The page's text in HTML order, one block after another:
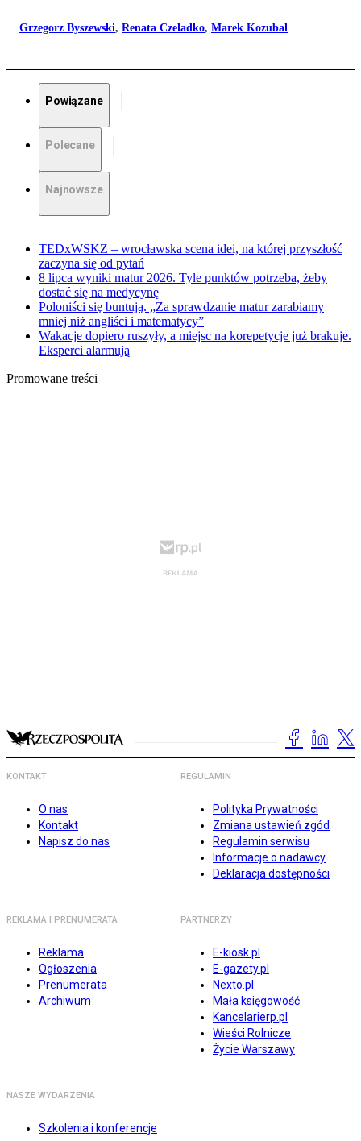
Grzegorz Byszewski, Renata Czeladko, Marek Kozubal
Powiązane
Polecane
Najnowsze
TEDxWSKZ – wrocławska scena idei, na której przyszłość
zaczyna się od pytań
8 lipca wyniki matur 2026. Tyle punktów potrzeba, żeby
dostać się na medycynę
Poloniści się buntują. „Za sprawdzanie matur zarabiamy
mniej niż angliści i matematycy”
Wakacje dopiero ruszyły, a miejsc na korepetycje już brakuje.
Eksperci alarmują
Promowane treści
KONTAKT
O nas
Kontakt
Napisz do nas
REGULAMIN
Polityka Prywatności
Zmiana ustawień zgód
Regulamin serwisu
Informacje o nadawcy
Deklaracja dostępności
REKLAMA I PRENUMERATA
Reklama
Ogłoszenia
Prenumerata
Archiwum
PARTNERZY
E-kiosk.pl
E-gazety.pl
Nexto.pl
Mała księgowość
Kancelarierp.pl
Wieści Rolnicze
Życie Warszawy
NASZE WYDARZENIA
Szkolenia i konferencje